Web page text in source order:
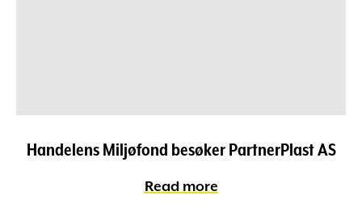
Handelens Miljøfond besøker PartnerPlast AS
Read more